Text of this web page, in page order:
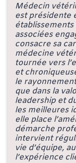
Médecin
est présidente
associées
consacre sa
médecine
tournée vers
et
le
que dans la
leadership et
les meilleures
elle place
démarche
intervient
vie d’équipe,
l’expérience